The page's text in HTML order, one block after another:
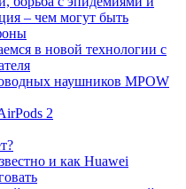
– чем могут быть
в новой технологии с
наушников MPOW
2
и как Huawei